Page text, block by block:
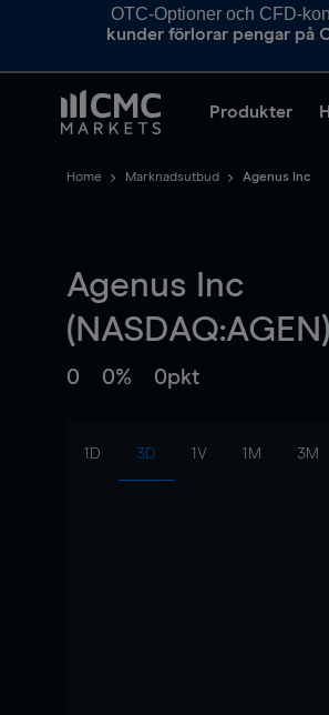
OTC-Optioner och CFD-
kunder förlorar pengar på
Produkter
Home Marknadsutbud Agenus Inc
Agenus Inc
0 0% 0pkt
1D 3D 1V 1M 3M